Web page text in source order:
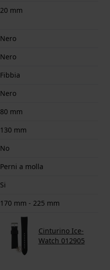
20 mm
Nero
Nero
Fibbia
Nero
80 mm
130 mm
No
Perni a molla
Si
170 mm - 225 mm
Cinturino Ice-
Watch 012905